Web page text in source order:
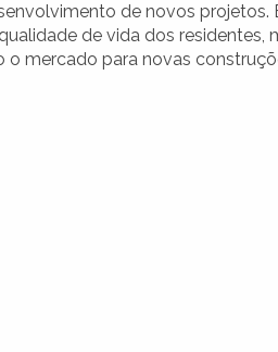
de novos projetos.
de vida dos residentes,
o mercado para novas